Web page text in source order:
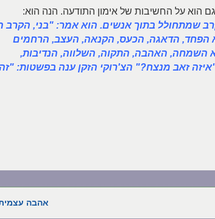
הוא על החשיבות של אימון התודעה. הנה הוא:
שמתחולל בתוך אנשים. הוא אמר: "בני, הקרב
הפחד, הדאגה, הכעס, הקנאה, העצב, הרחמים
השמחה, האהבה, התקוה, השלווה, הנדיבות,
זאב מנצח?" הצ'רוקי הזקן ענה בפשטות:
אהבה